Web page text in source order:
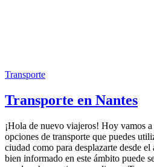
Transporte
Transporte en Nantes
¡Hola de nuevo viajeros! Hoy vamos
opciones de transporte que puedes
ciudad como para desplazarte desde
bien informado en este ámbito puede